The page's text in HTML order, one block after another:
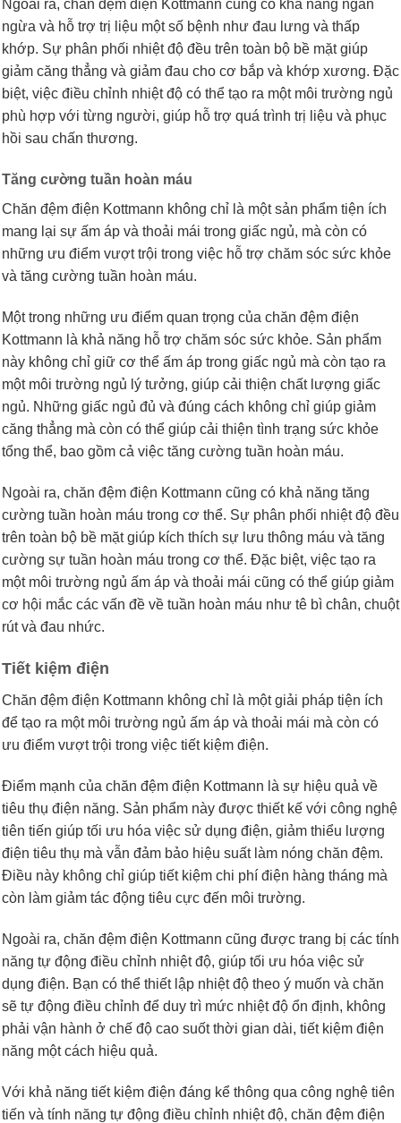
Ngoài ra, chăn đệm điện Kottmann cũng có khả năng ngăn
ngừa và hỗ trợ trị liệu một số bệnh như đau lưng và thấp
khớp. Sự phân phối nhiệt độ đều trên toàn bộ bề mặt giúp
giảm căng thẳng và giảm đau cho cơ bắp và khớp xương. Đặc
biệt, việc điều chỉnh nhiệt độ có thể tạo ra một môi trường ngủ
phù hợp với từng người, giúp hỗ trợ quá trình trị liệu và phục
hồi sau chấn thương.
Tăng cường tuần hoàn máu
Chăn đệm điện Kottmann không chỉ là một sản phẩm tiện ích
mang lại sự ấm áp và thoải mái trong giấc ngủ, mà còn có
những ưu điểm vượt trội trong việc hỗ trợ chăm sóc sức khỏe
và tăng cường tuần hoàn máu.
Một trong những ưu điểm quan trọng của chăn đệm điện
Kottmann là khả năng hỗ trợ chăm sóc sức khỏe. Sản phẩm
này không chỉ giữ cơ thể ấm áp trong giấc ngủ mà còn tạo ra
một môi trường ngủ lý tưởng, giúp cải thiện chất lượng giấc
ngủ. Những giấc ngủ đủ và đúng cách không chỉ giúp giảm
căng thẳng mà còn có thể giúp cải thiện tình trạng sức khỏe
tổng thể, bao gồm cả việc tăng cường tuần hoàn máu.
Ngoài ra, chăn đệm điện Kottmann cũng có khả năng tăng
cường tuần hoàn máu trong cơ thể. Sự phân phối nhiệt độ đều
trên toàn bộ bề mặt giúp kích thích sự lưu thông máu và tăng
cường sự tuần hoàn máu trong cơ thể. Đặc biệt, việc tạo ra
một môi trường ngủ ấm áp và thoải mái cũng có thể giúp giảm
cơ hội mắc các vấn đề về tuần hoàn máu như tê bì chân, chuột
rút và đau nhức.
Tiết kiệm điện
Chăn đệm điện Kottmann không chỉ là một giải pháp tiện ích
để tạo ra một môi trường ngủ ấm áp và thoải mái mà còn có
ưu điểm vượt trội trong việc tiết kiệm điện.
Điểm mạnh của chăn đệm điện Kottmann là sự hiệu quả về
tiêu thụ điện năng. Sản phẩm này được thiết kế với công nghệ
tiên tiến giúp tối ưu hóa việc sử dụng điện, giảm thiểu lượng
điện tiêu thụ mà vẫn đảm bảo hiệu suất làm nóng chăn đệm.
Điều này không chỉ giúp tiết kiệm chi phí điện hàng tháng mà
còn làm giảm tác động tiêu cực đến môi trường.
Ngoài ra, chăn đệm điện Kottmann cũng được trang bị các tính
năng tự động điều chỉnh nhiệt độ, giúp tối ưu hóa việc sử
dụng điện. Bạn có thể thiết lập nhiệt độ theo ý muốn và chăn
sẽ tự động điều chỉnh để duy trì mức nhiệt độ ổn định, không
phải vận hành ở chế độ cao suốt thời gian dài, tiết kiệm điện
năng một cách hiệu quả.
Với khả năng tiết kiệm điện đáng kể thông qua công nghệ tiên
tiến và tính năng tự động điều chỉnh nhiệt độ, chăn đệm điện